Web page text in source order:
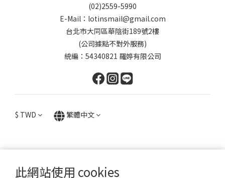
此網站使用 cookies
(02)2559-5990
E-Mail：lotinsmail@gmail.com
台北市大同區華陰街189號2樓
(公司據點不對外服務)
統編：54340821 羅婷有限公司
$ TWD 繁體中文
提醒您，我們不會以電話或簡訊方式通知變更付款方式。